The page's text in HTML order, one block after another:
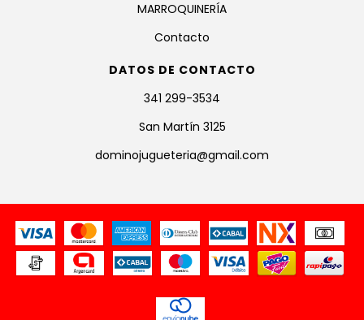
MARROQUINERÍA
Contacto
DATOS DE CONTACTO
341 299-3534
San Martín 3125
dominojugueteria@gmail.com